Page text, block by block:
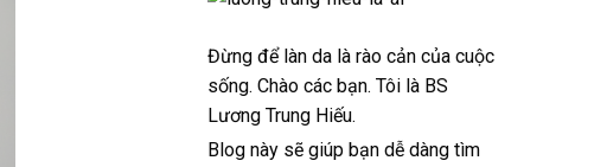
Đừng để làn da là rào cản của cuộc
sống. Chào các bạn. Tôi là BS
Lương Trung Hiếu.
Blog này sẽ giúp bạn dễ dàng tìm